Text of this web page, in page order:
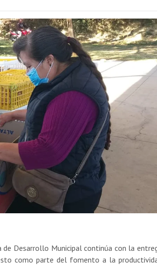
de Desarrollo Municipal continúa con la
como parte del fomento a la